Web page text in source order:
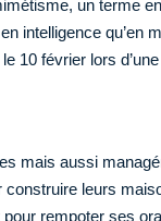
un terme
intelligence qu’en
10 février lors
mais aussi
leurs
rempoter ses